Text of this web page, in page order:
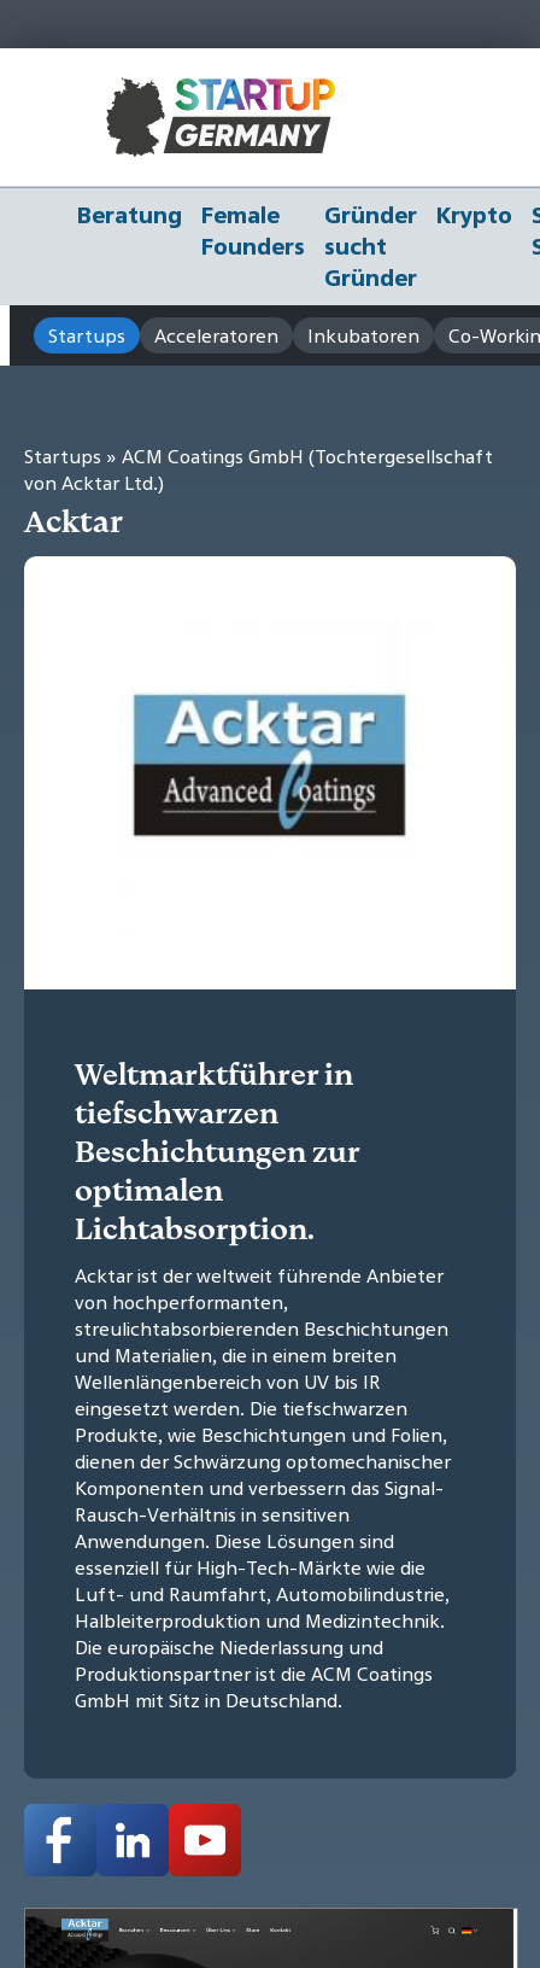
Beratung
Female
Founders
Gründer
sucht
Gründer
Krypto
Startups Acceleratoren Inkubatoren Co-
Startups » ACM Coatings GmbH (Tochtergesellschaft
von Acktar Ltd.)
Acktar
Weltmarktführer in
tiefschwarzen
Beschichtungen zur
optimalen
Lichtabsorption.
Acktar ist der weltweit führende Anbieter
von hochperformanten,
streulichtabsorbierenden Beschichtungen
und Materialien, die in einem breiten
Wellenlängenbereich von UV bis IR
eingesetzt werden. Die tiefschwarzen
Produkte, wie Beschichtungen und Folien,
dienen der Schwärzung optomechanischer
Komponenten und verbessern das Signal-
Rausch-Verhältnis in sensitiven
Anwendungen. Diese Lösungen sind
essenziell für High-Tech-Märkte wie die
Luft- und Raumfahrt, Automobilindustrie,
Halbleiterproduktion und Medizintechnik.
Die europäische Niederlassung und
Produktionspartner ist die ACM Coatings
GmbH mit Sitz in Deutschland.